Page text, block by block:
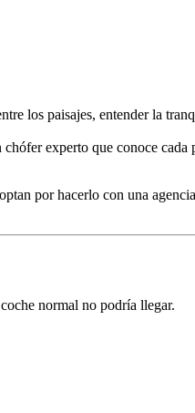
los paisajes, entender la
experto que conoce cada
por hacerlo con una
normal no podría llegar.